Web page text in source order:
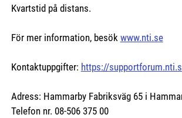
Kvartstid på distans.
För mer information, besök www.nti.se
Kontaktuppgifter: https://
Adress: Hammarby Fabriksväg 65 i
Telefon nr. 08-506 375 00